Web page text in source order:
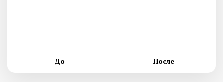
До После